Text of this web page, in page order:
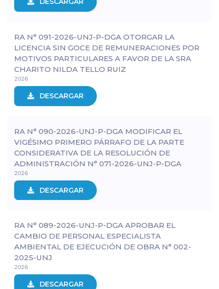
DESCARGAR
RA N° 091-2026-UNJ-P-DGA OTORGAR LA
LICENCIA SIN GOCE DE REMUNERACIONES POR
MOTIVOS PARTICULARES A FAVOR DE LA SRA
CHARITO NILDA TELLO RUIZ
2026
DESCARGAR
RA N° 090-2026-UNJ-P-DGA MODIFICAR EL
VIGÉSIMO PRIMERO PÁRRAFO DE LA PARTE
CONSIDERATIVA DE LA RESOLUCIÓN DE
ADMINISTRACIÓN N° 071-2026-UNJ-P-DGA
2026
DESCARGAR
RA N° 089-2026-UNJ-P-DGA APROBAR EL
CAMBIO DE PERSONAL ESPECIALISTA
AMBIENTAL DE EJECUCIÓN DE OBRA N° 002-
2025-UNJ
2026
DESCARGAR